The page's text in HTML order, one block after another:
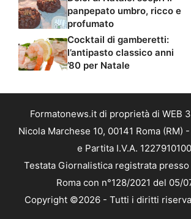
panpepato umbro, ricco e
profumato
Cocktail di gamberetti:
l’antipasto classico anni
’80 per Natale
Formatonews.it di proprietà di WEB
Nicola Marchese 10, 00141 Roma (RM)
e Partita I.V.A.
Testata Giornalistica registrata
Roma con n°128/2021 del 05/
Copyright ©2026 - Tutti i diritti